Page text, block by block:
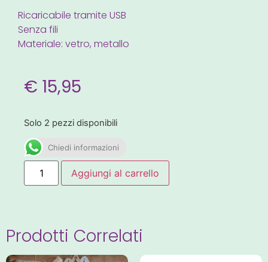
Ricaricabile tramite USB
Senza fili
Materiale: vetro, metallo
€ 15,95
Solo 2 pezzi disponibili
Chiedi informazioni
Aggiungi al carrello
Prodotti Correlati